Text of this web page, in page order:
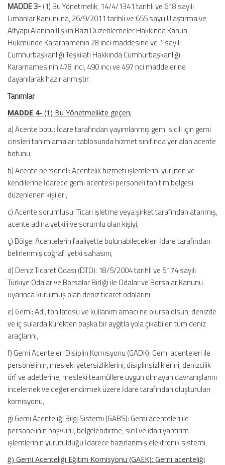
MADDE 3-(1) Bu Yönetmelik, 14/4/1341 tarihli ve 618 sayılı
Limanlar Kanununa, 26/9/2011 tarihli ve 655 sayılı Ulaştırma ve
Altyapı Alanına İlişkin Bazı Düzenlemeler Hakkında Kanun
Hükmünde Kararnamenin 28 inci maddesine ve 1 sayılı
Cumhurbaşkanlığı Teşkilatı Hakkında Cumhurbaşkanlığı
Kararnamesinin 478 inci, 490 ıncı ve 497 nci maddelerine
dayanılarak hazırlanmıştır.
Tanımlar
MADDE 4- (1) Bu Yönetmelikte geçen;
a) Acente botu: İdare tarafından yayımlanmış gemi sicili için gemi
cinsleri tanımlamaları tablosunda hizmet sınıfında yer alan acente
botunu,
b) Acente personeli: Acentelik hizmeti işlemlerini yürüten ve
kendilerine İdarece gemi acentesi personeli tanıtım belgesi
düzenlenen kişileri,
c) Acente sorumlusu: Ticari işletme veya şirket tarafından atanmış,
acente adına yetkili ve sorumlu olan kişiyi,
ç) Bölge: Acentelerin faaliyette bulunabilecekleri İdare tarafından
belirlenmiş coğrafi yetki sahasını,
d) Deniz Ticaret Odası (DTO): 18/5/2004 tarihli ve 5174 sayılı
Türkiye Odalar ve Borsalar Birliği ile Odalar ve Borsalar Kanunu
uyarınca kurulmuş olan deniz ticaret odalarını,
e) Gemi: Adı, tonilatosu ve kullanım amacı ne olursa olsun, denizde
ve iç sularda kürekten başka bir aygıtla yola çıkabilen tüm deniz
araçlarını,
f) Gemi Acenteleri Disiplin Komisyonu (GADK): Gemi acenteleri ile
personelinin, mesleki yetersizliklerini, disiplinsizliklerini, denizcilik
örf ve adetlerine, mesleki teamüllere uygun olmayan davranışlarını
incelemek ve değerlendirmek üzere İdare tarafından oluşturulan
komisyonu,
g) Gemi Acenteliği Bilgi Sistemi (GABS): Gemi acenteleri ile
personelinin başvuru, belgelendirme, sicil ve idari yaptırım
işlemlerinin yürütüldüğü İdarece hazırlanmış elektronik sistemi,
ğ) Gemi Acenteliği Eğitim Komisyonu (GAEK): Gemi acenteliği